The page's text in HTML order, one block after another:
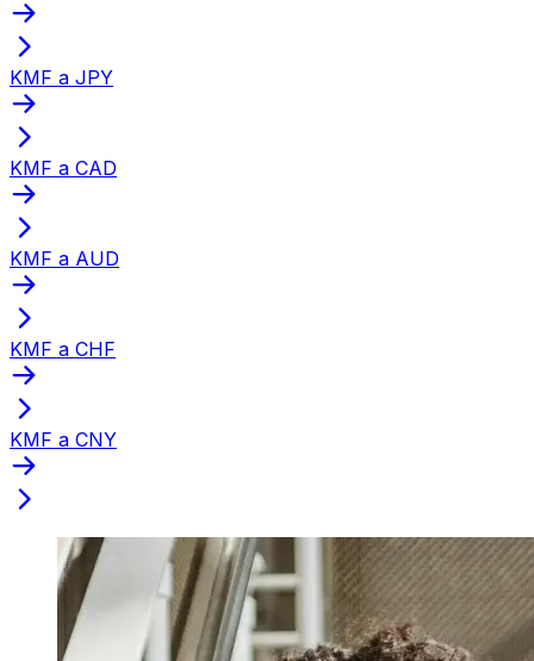
KMF a JPY
KMF a CAD
KMF a AUD
KMF a CHF
KMF a CNY